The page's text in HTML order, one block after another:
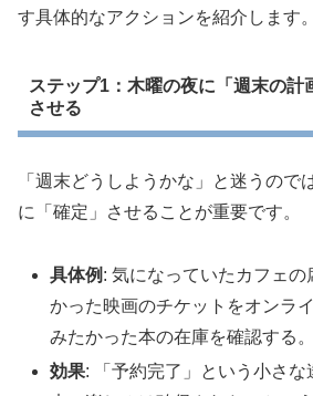
す具体的なアクションを紹介します。
ステップ1：木曜の夜に「週末の計
させる
「週末どうしようかな」と迷うので
に「確定」させることが重要です。
具体例 : 気になっていたカフェの
かった映画のチケットをオンラ
みたかった本の在庫を確認する。
効果: 「予約完了」という小さな